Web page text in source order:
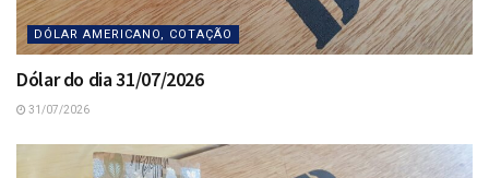
DÓLAR AMERICANO, COTAÇÃO
Dólar do dia 31/07/2026
31/07/2026